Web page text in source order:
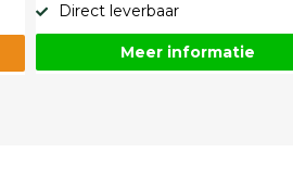
Direct leverbaar
Meer informatie